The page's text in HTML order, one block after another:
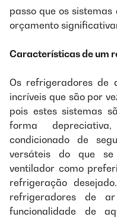
passo que os
orçamento
Características de um
Os refrigeradores de
incríveis que são por
pois estes sistemas
forma
condicionado de
versáteis do que
ventilador como
refrigeração
refrigeradores de
funcionalidade de